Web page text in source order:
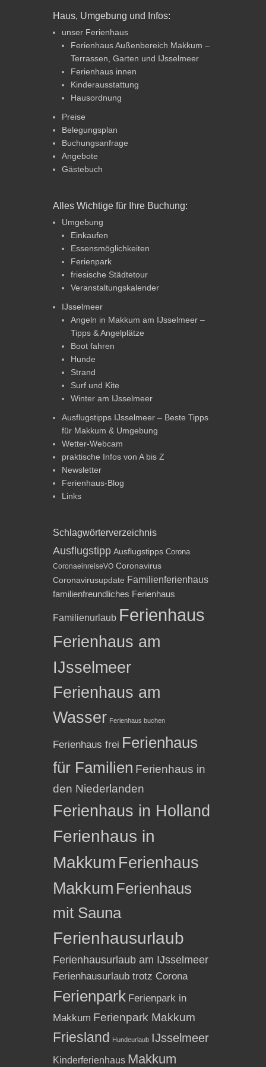
Haus, Umgebung und Infos:
unser Ferienhaus
Ferienhaus Außenbereich Makkum –
Terrassen, Garten und IJsselmeer
Ferienhaus innen
Kinderausstattung
Hausordnung
Preise
Belegungsplan
Buchungsanfrage
Angebote
Gästebuch
Alles Wichtige für Ihre Buchung:
Umgebung
Einkaufen
Essensmöglichkeiten
Ferienpark
friesische Städtetour
Veranstaltungskalender
IJsselmeer
Angeln in Makkum am IJsselmeer –
Tipps & Angelplätze
Boot fahren
Hunde
Strand
Surf und Kite
Winter am IJsselmeer
Ausflugstipps IJsselmeer – Beste Tipps
für Makkum & Umgebung
Wetter-Webcam
praktische Infos von A bis Z
Newsletter
Ferienhaus-Blog
Links
Schlagwörterverzeichnis
Ausflugstipp Ausflugstipps Corona
CoronaeinreiseVO Coronavirus
Coronavirusupdate Familienferienhaus
familienfreundliches Ferienhaus
Familienurlaub Ferienhaus
Ferienhaus am
IJsselmeer
Ferienhaus am
Wasser Ferienhaus buchen
Ferienhaus frei Ferienhaus
für Familien Ferienhaus in
den Niederlanden
Ferienhaus in Holland
Ferienhaus in
Makkum Ferienhaus
Makkum Ferienhaus
mit Sauna
Ferienhausurlaub
Ferienhausurlaub am IJsselmeer
Ferienhausurlaub trotz Corona
Ferienpark Ferienpark in
Makkum Ferienpark Makkum
Friesland Hundeurlaub IJsselmeer
Kinderferienhaus Makkum